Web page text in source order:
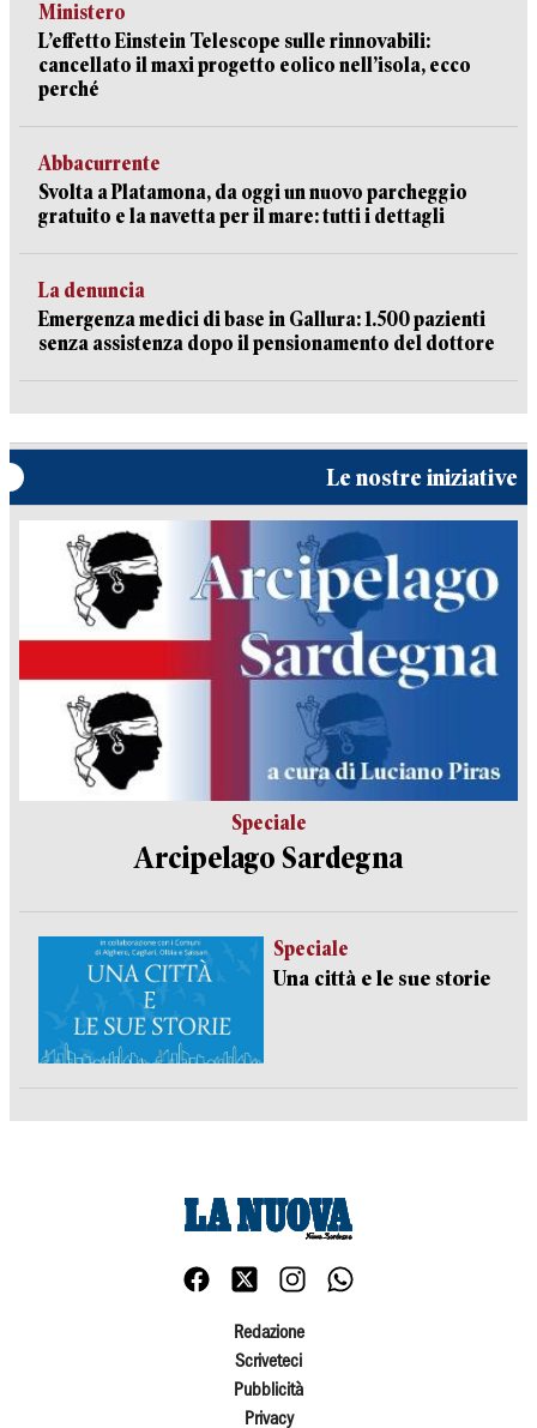
Ministero
L’effetto Einstein Telescope sulle rinnovabili:
cancellato il maxi progetto eolico nell’isola, ecco
perché
Abbacurrente
Svolta a Platamona, da oggi un nuovo parcheggio
gratuito e la navetta per il mare: tutti i dettagli
La denuncia
Emergenza medici di base in Gallura: 1.500 pazienti
senza assistenza dopo il pensionamento del dottore
Le nostre iniziative
Speciale
Arcipelago Sardegna
Speciale
Una città e le sue storie
Redazione
Scriveteci
Pubblicità
Privacy